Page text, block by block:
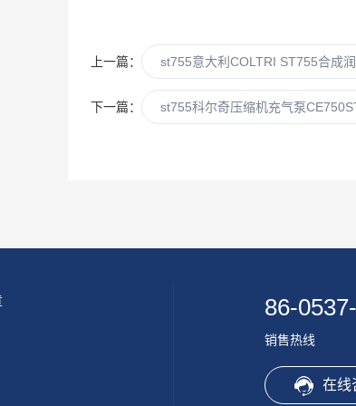
上一篇： st755意大利COLTRI ST755合成润
下一篇： st755科尔奇压缩机充气泵
86-
销售热线
在线